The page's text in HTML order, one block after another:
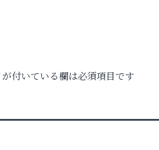
が付いている欄は必須項目です